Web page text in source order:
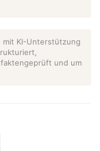
mit KI-Unterstützung
und um